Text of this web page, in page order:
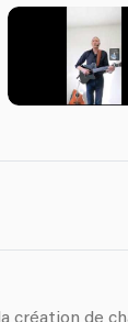
Ma passion : la musique